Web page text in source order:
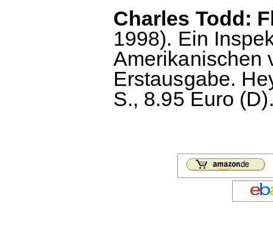
Charles Todd:
1998). Ein
Amerikanischen
Erstausgabe.
S., 8.95 Euro